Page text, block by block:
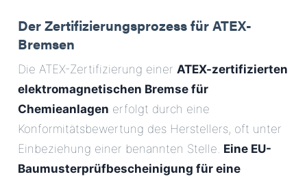
Der Zertifizierungsprozess für ATEX-
Bremsen
Die ATEX-Zertifizierung einer ATEX-zertifizierten
elektromagnetischen Bremse für
Chemieanlagen erfolgt durch eine
Konformitätsbewertung des Herstellers, oft unter
Einbeziehung einer benannten Stelle. Eine EU-
Baumusterprüfbescheinigung für eine